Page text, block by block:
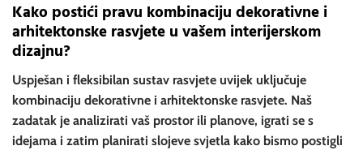
Kako postići pravu kombinaciju dekorativne i
arhitektonske rasvjete u vašem interijerskom
dizajnu?
Uspješan i fleksibilan sustav rasvjete uvijek uključuje
kombinaciju dekorativne i arhitektonske rasvjete. Naš
zadatak je analizirati vaš prostor ili planove, igrati se s
idejama i zatim planirati slojeve svjetla kako bismo postigli